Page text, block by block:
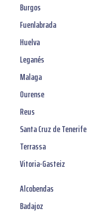
Burgos
Fuenlabrada
Huelva
Leganés
Malaga
Ourense
Reus
Santa Cruz de Tenerife
Terrassa
Vitoria-Gasteiz
Alcobendas
Badajoz